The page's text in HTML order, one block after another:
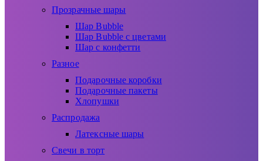
Прозрачные шары
Шар Bubble
Шар Bubble с цветами
Шар с конфетти
Разное
Подарочные коробки
Подарочные пакеты
Хлопушки
Распродажа
Латексные шары
Свечи в торт